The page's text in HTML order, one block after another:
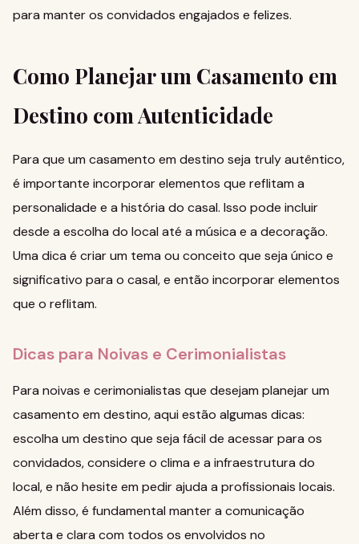
para manter os convidados engajados e felizes.
Como Planejar um Casamento em
Destino com Autenticidade
Para que um casamento em destino seja truly autêntico,
é importante incorporar elementos que reflitam a
personalidade e a história do casal. Isso pode incluir
desde a escolha do local até a música e a decoração.
Uma dica é criar um tema ou conceito que seja único e
significativo para o casal, e então incorporar elementos
que o reflitam.
Dicas para Noivas e Cerimonialistas
Para noivas e cerimonialistas que desejam planejar um
casamento em destino, aqui estão algumas dicas:
escolha um destino que seja fácil de acessar para os
convidados, considere o clima e a infraestrutura do
local, e não hesite em pedir ajuda a profissionais locais.
Além disso, é fundamental manter a comunicação
aberta e clara com todos os envolvidos no